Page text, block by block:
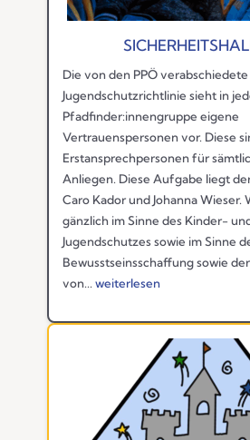
Die von den PPÖ
Jugendschutzrichtlinie sieht in
Pfadfinder:innengruppe eigene
Vertrauenspersonen vor. Diese
Erstansprechpersonen für
Anliegen. Diese Aufgabe liegt
Caro Kador und Johanna Wieser.
gänzlich im Sinne des Kinder-
Jugendschutzes sowie im Sinne
Bewusstseinsschaffung sowie
von... weiterlesen